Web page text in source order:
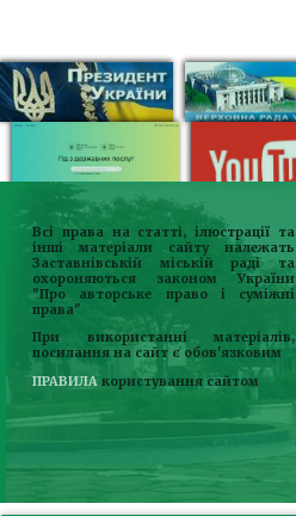
Всі права на статті, ілюстрації та
інші матеріали сайту належать
Заставнівській міській раді та
охороняються законом України
"Про авторське право і суміжні
права"
При використанні матеріалів,
посилання на сайт є обов'язковим
ПРАВИЛА користування сайтом